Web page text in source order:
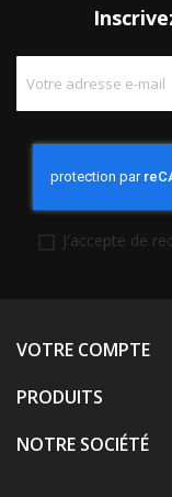
J'accepte de
VOTRE COMPTE
PRODUITS
NOTRE SOCIÉTÉ